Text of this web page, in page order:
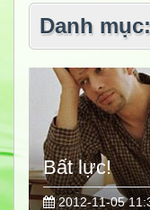
Danh
Bất lực!
2012-11-05